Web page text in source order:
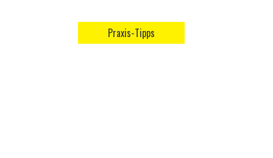
Praxis-Tipps